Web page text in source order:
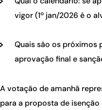
vigor (1º jan/2026 é o
Quais são os próximos
aprovação final e
A votação de amanhã
para a proposta de isenção